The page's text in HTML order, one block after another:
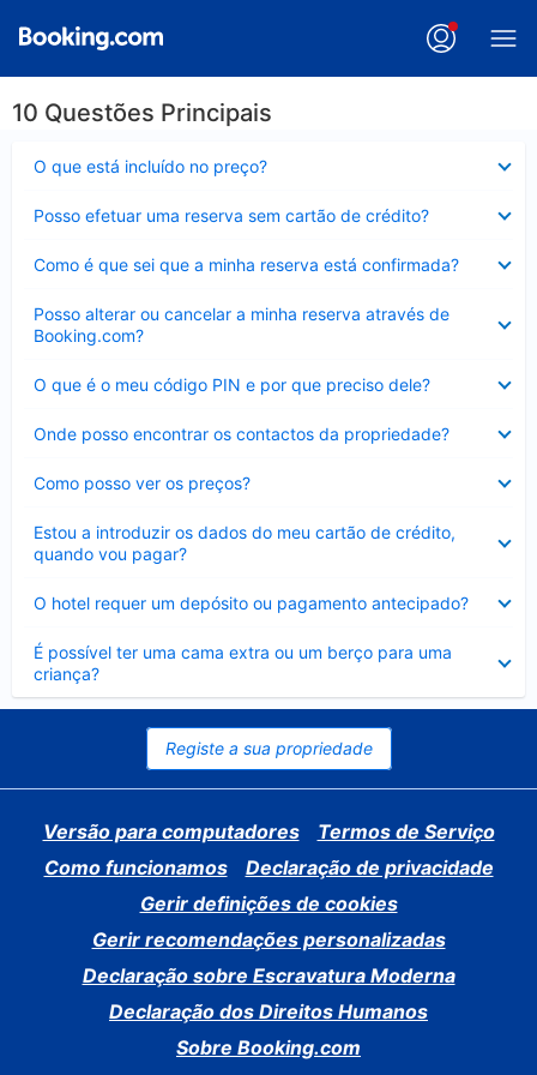
10 Questões Principais
O que está incluído no preço?
fechado
Posso efetuar uma reserva sem cartão de crédito?
fechado
Como é que sei que a minha reserva está confirmada?
fechado
Posso alterar ou cancelar a minha reserva através de
Booking.com?
fechado
O que é o meu código PIN e por que preciso dele?
fechado
Onde posso encontrar os contactos da propriedade?
fechado
Como posso ver os preços?
fechado
Estou a introduzir os dados do meu cartão de crédito,
quando vou pagar?
fechado
O hotel requer um depósito ou pagamento antecipado?
fechado
É possível ter uma cama extra ou um berço para uma
criança?
Elemento
fechado
Registe a sua propriedade
Versão para computadores
Termos de Serviço
Como funcionamos
Declaração de privacidade
Gerir definições de cookies
Gerir recomendações personalizadas
Declaração sobre Escravatura Moderna
Declaração dos Direitos Humanos
Sobre Booking.com